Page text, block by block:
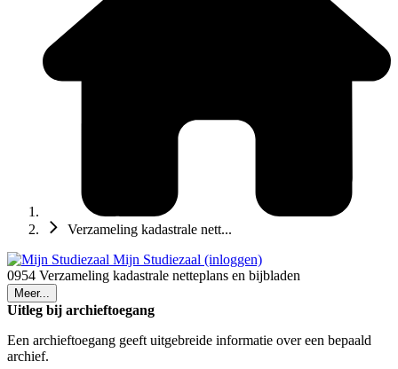
Verzameling kadastrale nett...
Mijn Studiezaal (inloggen)
0954 Verzameling kadastrale netteplans en bijbladen
Meer...
Uitleg bij archieftoegang
Een archieftoegang geeft uitgebreide informatie over een bepaald
archief.